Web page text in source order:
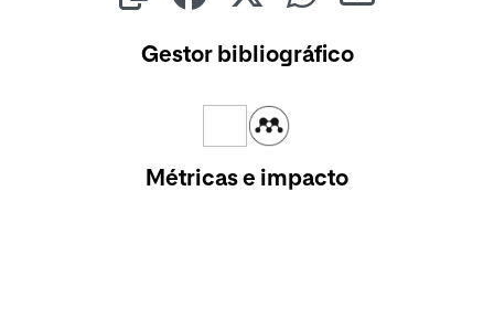
Gestor bibliográfico
Métricas e impacto